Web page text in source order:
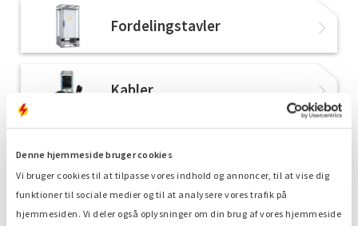
Denne hjemmeside bruger cookies
Vi bruger cookies til at tilpasse vores indhold og annoncer, til at vise dig
funktioner til sociale medier og til at analysere vores trafik på
hjemmesiden. Vi deler også oplysninger om din brug af vores hjemmeside
Fordelingstavler
Kabler
Vores løsning
1. Teknisk rådgivning
Generatorer, brændstof, hybrid energi,
energilagring og overvågning